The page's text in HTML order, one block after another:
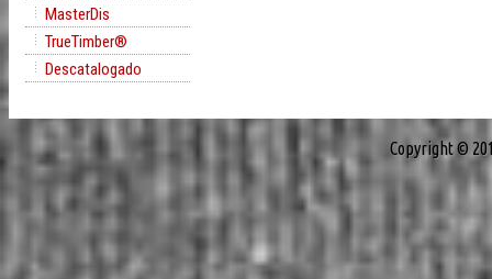
MasterDis
TrueTimber®
Descatalogado
Copyright ©